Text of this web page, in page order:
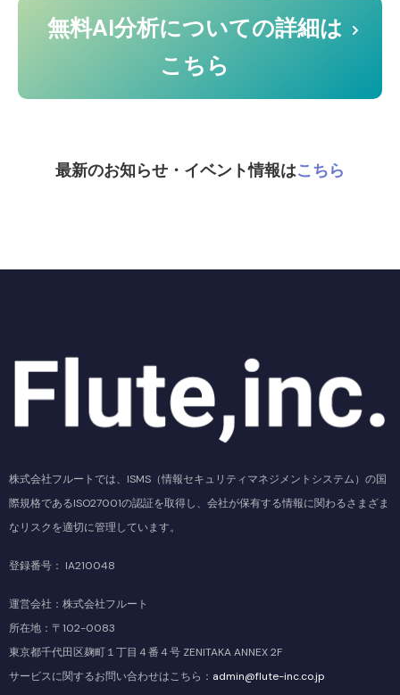
無料AI分析についての詳細は
こちら
最新のお知らせ・イベント情報はこちら
株式会社フルートでは、ISMS（情報セキュリティマネジメントシステム）の国
際規格であるISO27001の認証を取得し、会社が保有する情報に関わるさまざま
なリスクを適切に管理しています。
登録番号： IA210048
運営会社：株式会社フルート
所在地：〒102-0083
東京都千代田区麹町１丁目４番４号 ZENITAKA ANNEX 2F
サービスに関するお問い合わせはこちら： admin@flute-inc.co.jp